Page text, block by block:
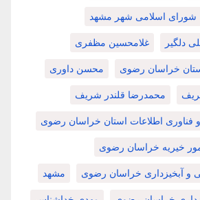
شورای اسلامی شهر مشهد
دلگیر غلامحسین مظفری
خراسان رضوی محسن داوری
محمدرضا قلندر شریف
فناوری اطلاعات استان خراسان رضوی
خیریه خراسان رضوی
و آبخیزداری خراسان رضوی مشهد